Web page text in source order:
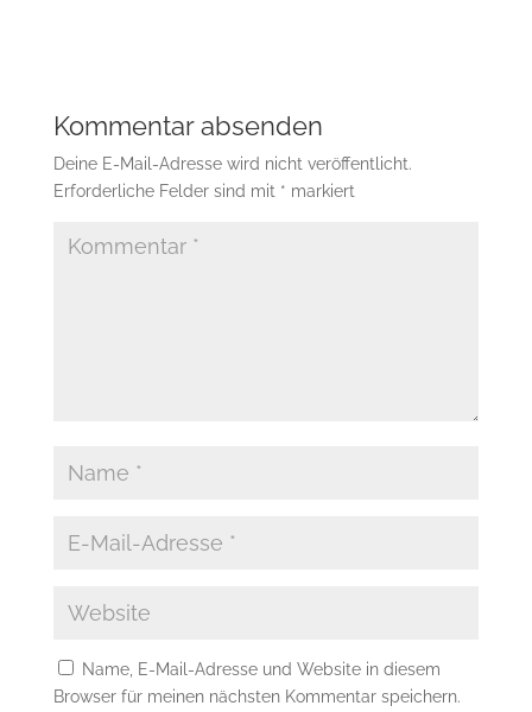
Kommentar absenden
Deine E-Mail-Adresse wird nicht veröffentlicht.
Erforderliche Felder sind mit * markiert
Name, E-Mail-Adresse und Website in diesem
Browser für meinen nächsten Kommentar speichern.